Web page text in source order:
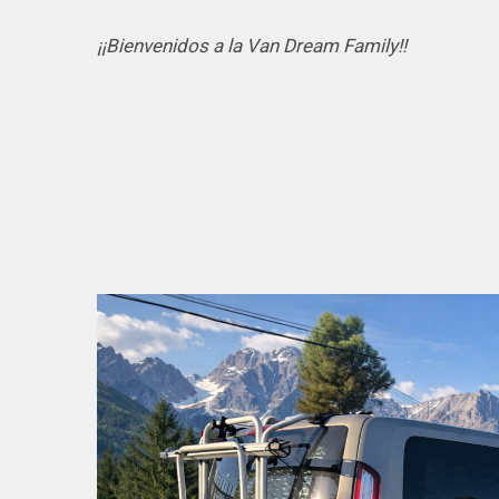
¡¡Bienvenidos a la Van Dream Family!!